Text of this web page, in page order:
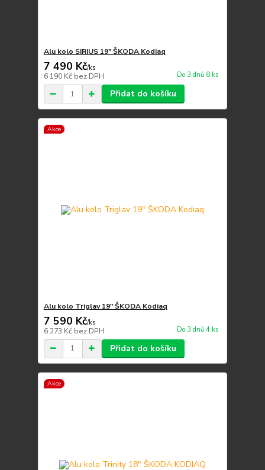
Alu kolo SIRIUS 19" ŠKODA Kodiaq
7 490 Kč/ks
6 190 Kč bez DPH Do 3 dnů 8 ks
Přidat do košíku
Akce
Alu kolo Triglav 19" ŠKODA Kodiaq
7 590 Kč/ks
6 273 Kč bez DPH Do 3 dnů 4 ks
Přidat do košíku
Akce